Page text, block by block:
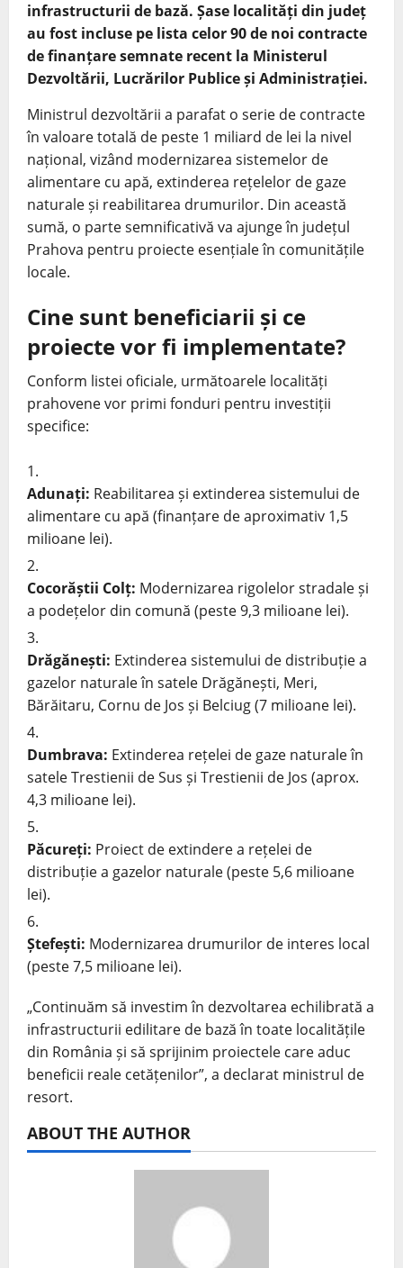
infrastructurii de bază. Șase localități din județ
au fost incluse pe lista celor 90 de noi contracte
de finanțare semnate recent la Ministerul
Dezvoltării, Lucrărilor Publice și Administrației.
Ministrul dezvoltării a parafat o serie de contracte
în valoare totală de peste 1 miliard de lei la nivel
național, vizând modernizarea sistemelor de
alimentare cu apă, extinderea rețelelor de gaze
naturale și reabilitarea drumurilor. Din această
sumă, o parte semnificativă va ajunge în județul
Prahova pentru proiecte esențiale în comunitățile
locale.
Cine sunt beneficiarii și ce
proiecte vor fi implementate?
Conform listei oficiale, următoarele localități
prahovene vor primi fonduri pentru investiții
specifice:
Adunați: Reabilitarea și extinderea sistemului de
alimentare cu apă (finanțare de aproximativ 1,5
milioane lei).
Cocorăștii Colț: Modernizarea rigolelor stradale și
a podețelor din comună (peste 9,3 milioane lei).
Drăgănești: Extinderea sistemului de distribuție a
gazelor naturale în satele Drăgănești, Meri,
Bărăitaru, Cornu de Jos și Belciug (7 milioane lei).
Dumbrava: Extinderea rețelei de gaze naturale în
satele Trestienii de Sus și Trestienii de Jos (aprox.
4,3 milioane lei).
Păcureți: Proiect de extindere a rețelei de
distribuție a gazelor naturale (peste 5,6 milioane
lei).
Ștefești: Modernizarea drumurilor de interes local
(peste 7,5 milioane lei).
„Continuăm să investim în dezvoltarea echilibrată a
infrastructurii edilitare de bază în toate localitățile
din România și să sprijinim proiectele care aduc
beneficii reale cetățenilor”, a declarat ministrul de
resort.
ABOUT THE AUTHOR